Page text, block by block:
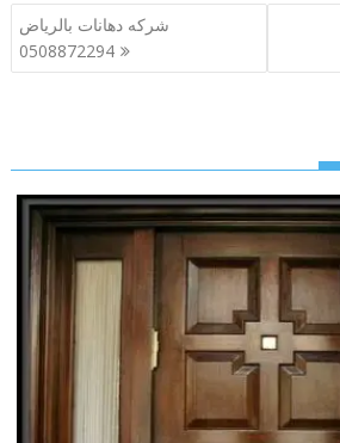
شركه دهانات بالرياض
0508872294